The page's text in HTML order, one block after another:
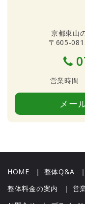
京都東山
〒605-
営業時間
メー
HOME ｜ 整体Q&A ｜
整体料金の案内
｜ 営